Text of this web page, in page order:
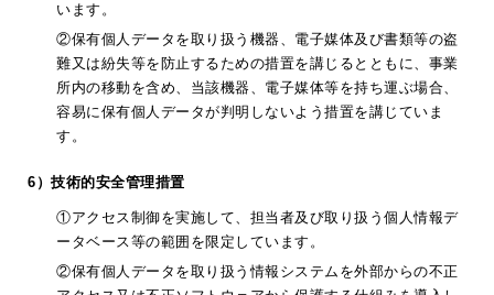
います。
②保有個人データを取り扱う機器、電子媒体及び書類等の盗
難又は紛失等を防止するための措置を講じるとともに、事業
所内の移動を含め、当該機器、電子媒体等を持ち運ぶ場合、
容易に保有個人データが判明しないよう措置を講じていま
す。
6）技術的安全管理措置
①アクセス制御を実施して、担当者及び取り扱う個人情報デ
ータベース等の範囲を限定しています。
②保有個人データを取り扱う情報システムを外部からの不正